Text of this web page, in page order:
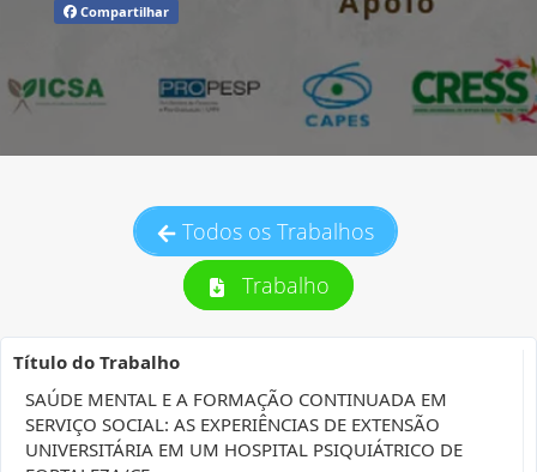
Compartilhar
Todos os Trabalhos
Trabalho
Título do Trabalho
SAÚDE MENTAL E A FORMAÇÃO CONTINUADA EM
SERVIÇO SOCIAL: AS EXPERIÊNCIAS DE EXTENSÃO
UNIVERSITÁRIA EM UM HOSPITAL PSIQUIÁTRICO DE